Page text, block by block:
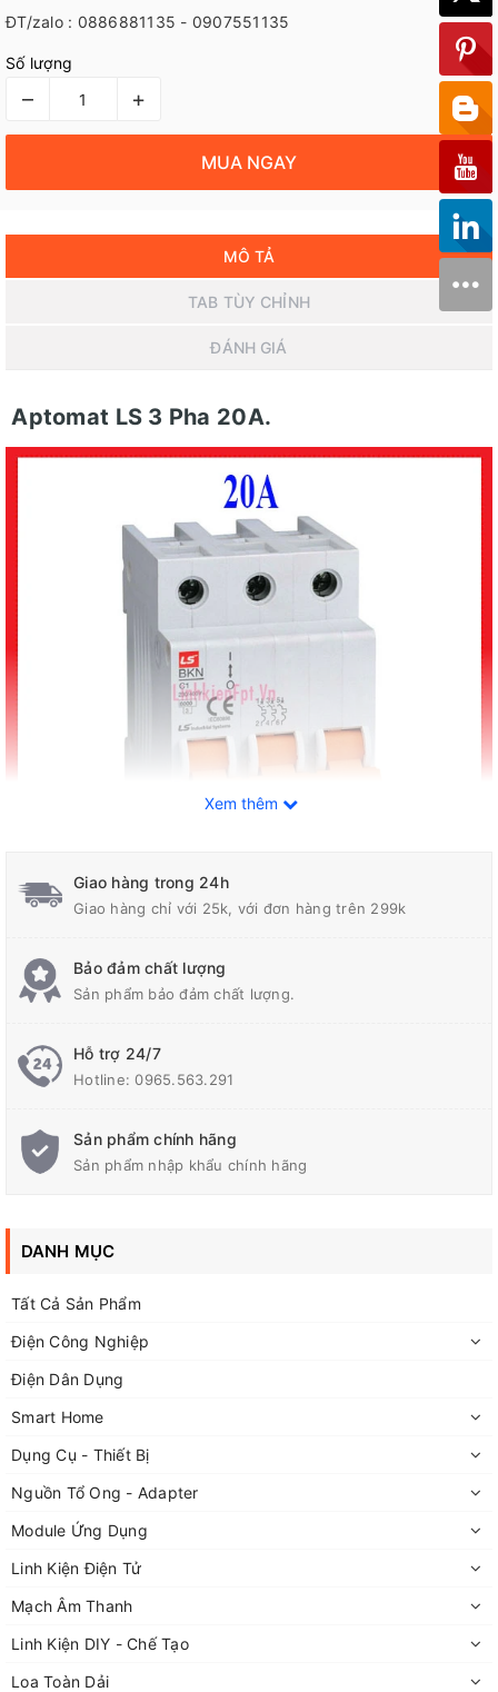
ĐT/zalo : 0886881135 - 0907551135
Số lượng
– +
MUA NGAY
MÔ TẢ
TAB TÙY CHỈNH
ĐÁNH GIÁ
Aptomat LS 3 Pha 20A.
THÔNG TIN SẢN PHẨM:
Mã sản phẩm:
Số cực:
Dòng định mức:
Kích thước:
Tiêu chuẩn:
Xuất xứ:
Bảo hành:
Fanpage FPT:
Xem thêm
Giao hàng trong 24h
Giao hàng chỉ với 25k, với đơn hàng trên 299k
Bảo đảm chất lượng
Sản phẩm bảo đảm chất lượng.
Hỗ trợ 24/7
Hotline:0965.563.291
Sản phẩm chính hãng
Sản phẩm nhập khẩu chính hãng
DANH MỤC
Tất Cả Sản Phẩm
Điện Công Nghiệp
Điện Dân Dụng
Smart Home
Dụng Cụ - Thiết Bị
Nguồn Tổ Ong - Adapter
Module Ứng Dụng
Linh Kiện Điện Tử
Mạch Âm Thanh
Linh Kiện DIY - Chế Tạo
Loa Toàn Dải